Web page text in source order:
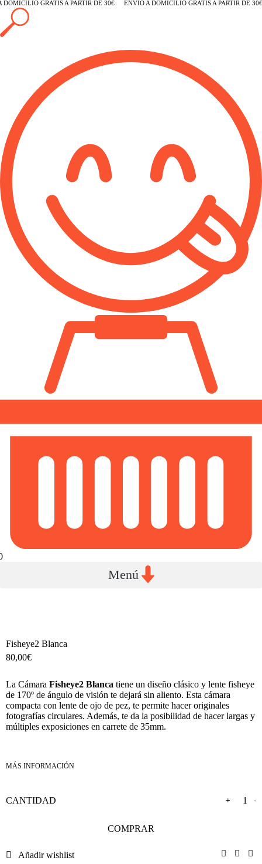
DOMICILIO GRATIS A PARTIR DE 30€ ENVÍO A DOMICILIO GRATIS A PARTIR DE 30€
Fisheye2 Blanca
80,00€
La Cámara Fisheye2 Blanca tiene un diseño clásico y lente fisheye
de 170º de ángulo de visión te dejará sin aliento. Esta cámara
compacta con lente de ojo de pez, te permite hacer originales
fotografías circulares. Además, te da la posibilidad de hacer largas y
múltiples exposiciones en carrete de 35mm.
-
+
COMPRAR
Añadir wishlist